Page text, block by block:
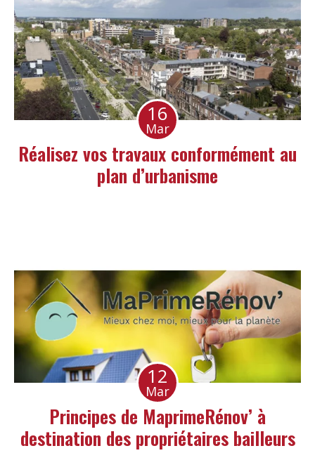
16
Mar
Réalisez vos travaux conformément au
plan d’urbanisme
12
Mar
Principes de MaprimeRénov’ à
destination des propriétaires bailleurs